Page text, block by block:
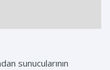
sunucularının